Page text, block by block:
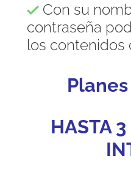
Con su
contraseña
los contenidos
HASTA